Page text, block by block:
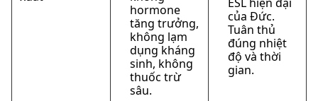
hormone
tăng trưởng,
không lạm
dụng kháng
sinh, không
thuốc trừ
sâu.
của Đức.
Tuân thủ
đúng nhiệt
độ và thời
gian.